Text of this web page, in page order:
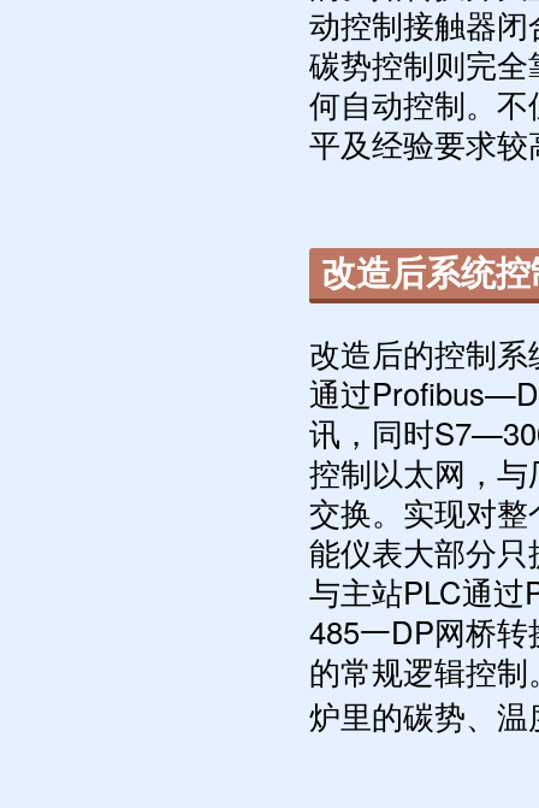
动控制接触器
碳势控制则完
何自动控制。
平及经验要求
改造后系统
改造后的控制
通过
讯，同时
控制以太网，
交换。实现对
能仪表大部分
与主站PLC通过
485一DP网桥
的常规逻辑控
炉里的碳势、温